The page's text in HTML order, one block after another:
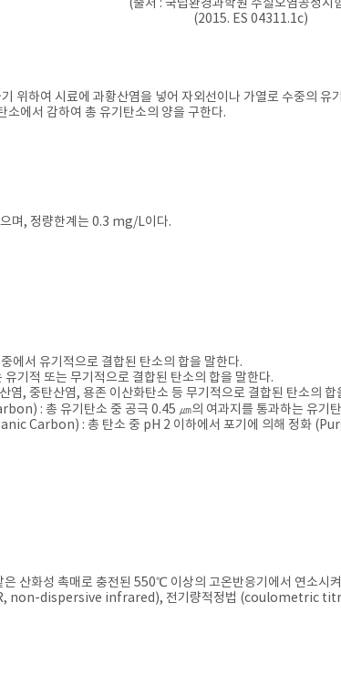
(출처 : 국립환경과학원 수질오염공정시
(2015. ES 04311.1c)
위하여 시료에 과황산염을 넣어 자외선이나 가열로 수중의
소에서 감하여 총 유기탄소의 양을 구한다.
며, 정량한계는 0.3 mg/L이다.
서 유기적으로 결합된 탄소의 합을 말한다.
기적 또는 무기적으로 결합된 탄소의 합을 말한다.
, 중탄산염, 용존 이산화탄소 등 무기적으로 결합된 탄소의 합
: 총 유기탄소 중 공극 0.45 ㎛의 여과지를 통과하는 유기
Carbon) : 총 탄소 중 pH 2 이하에서 포기에 의해 정화
산화성 촉매로 충전된 550℃ 이상의 고온반응기에서 연소시
non-dispersive infrared), 전기량적정법 (coulometric